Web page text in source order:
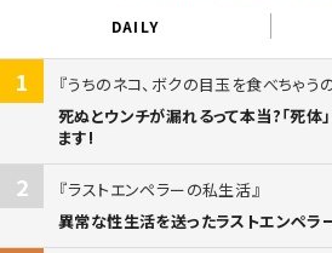
DAILY
1
うちのネコ、ボクの目玉を食べちゃう
死ぬとウンチが漏れるって本当?「死
ます!
2
ラストエンペラーの私生活
異常な性生活を送ったラストエンペラ